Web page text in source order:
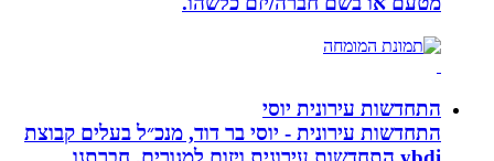
התחדשות עירונית יוסי
התחדשות עירונית - יוסי בר דוד, מנכ״ל בעלים קבוצת